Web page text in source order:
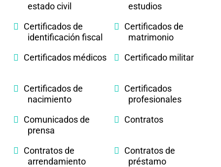
estado civil
estudios
Certificados de
identificación fiscal
Certificados de
matrimonio
Certificados médicos
Certificado militar
Certificados de
nacimiento
Certificados
profesionales
Comunicados de
prensa
Contratos
Contratos de
arrendamiento
Contratos de
préstamo